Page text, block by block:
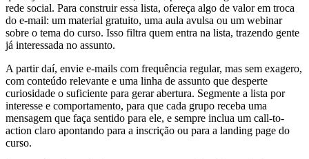
rede social. Para construir essa lista, ofereça algo de valor em troca
do e-mail: um material gratuito, uma aula avulsa ou um webinar
sobre o tema do curso. Isso filtra quem entra na lista, trazendo gente
já interessada no assunto.
A partir daí, envie e-mails com frequência regular, mas sem exagero,
com conteúdo relevante e uma linha de assunto que desperte
curiosidade o suficiente para gerar abertura. Segmente a lista por
interesse e comportamento, para que cada grupo receba uma
mensagem que faça sentido para ele, e sempre inclua um call-to-
action claro apontando para a inscrição ou para a landing page do
curso.